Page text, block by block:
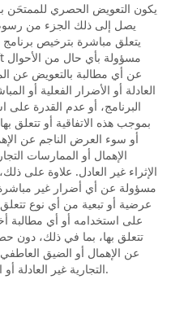
يكون التعويض الحصري للممتحَن
يصل إلى ذلك الجزء من
يتعلق مباشرة بترخيص
عن أي مطالبة بالتعويض عن
العادلة أو الأضرار الفعلية أو
البرنامج، أو عدم القدرة
بموجب هذه الاتفاقية أو تتعلق
أو سوء العرض الناجم عن
الإهمال أو الممارسات
الإثراء غير العادل. علاوة على
عرضية أو تبعية من أي نوع تتعلق
على استخدامه أو أي مطالبة
تتعلق بها، بما في ذلك، دون
عن الإهمال أو الضيق
التجارية غير العادلة أو الإخلال بالعقد أو الإثراء غير العادل.